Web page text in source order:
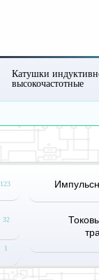
Катушки
высокочастотные
123
32
1